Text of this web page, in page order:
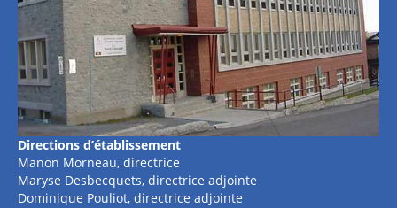
Directions d’établissement
Manon Morneau, directrice
Maryse Desbecquets, directrice adjointe
Dominique Pouliot, directrice adjointe